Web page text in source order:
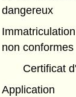
dangereux
non conformes
Certificat
Application